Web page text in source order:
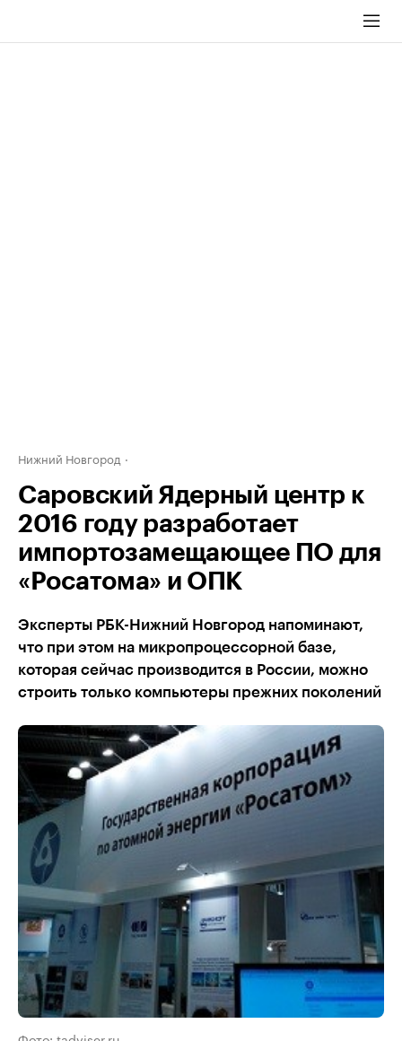
Нижний Новгород
Саровский Ядерный центр к
2016 году разработает
импортозамещающее ПО для
«Росатома» и ОПК
Эксперты РБК-Нижний Новгород напоминают,
что при этом на микропроцессорной базе,
которая сейчас производится в России, можно
строить только компьютеры прежних поколений